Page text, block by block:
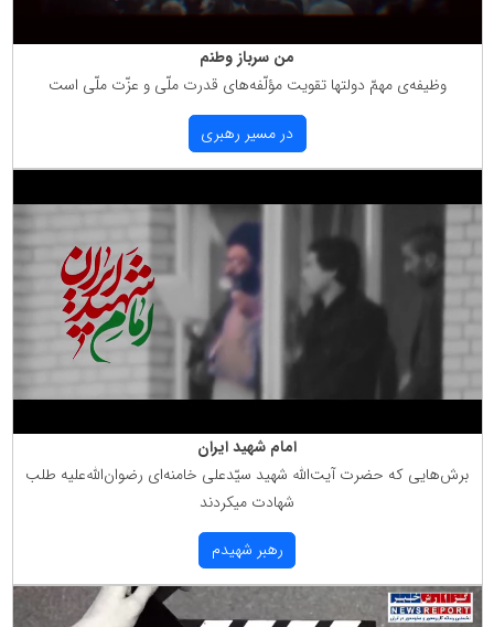
من سرباز وطنم
وظیفه‌ی مهمّ دولتها تقویت مؤلّفه‌های قدرت ملّی و عزّت ملّی است
در مسیر رهبری
امام شهید ایران
برش‌هایی كه حضرت آیت‌الله شهید سیّدعلی خامنه‌ای رضوان‌الله‌علیه طلب
شهادت میكردند
رهبر شهیدم